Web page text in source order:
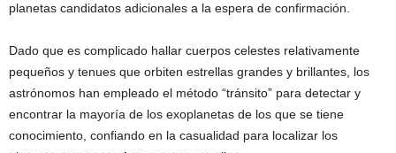
planetas candidatos adicionales a la espera de confirmación.
Dado que es complicado hallar cuerpos celestes relativamente
pequeños y tenues que orbiten estrellas grandes y brillantes, los
astrónomos han empleado el método “tránsito” para detectar y
encontrar la mayoría de los exoplanetas de los que se tiene
conocimiento, confiando en la casualidad para localizar los